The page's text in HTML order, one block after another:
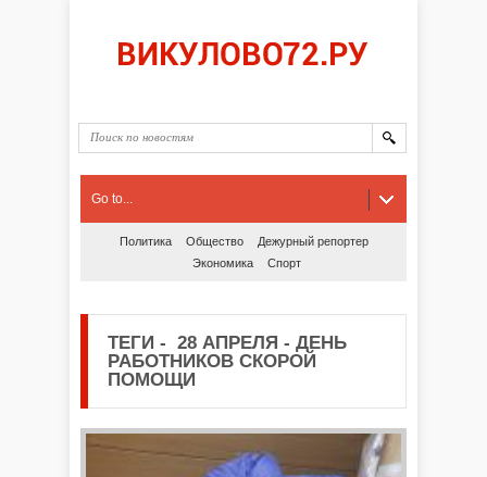
Go to...
Политика Общество
Дежурный репортер
Экономика
Спорт
ТЕГИ - 28 АПРЕЛЯ - ДЕНЬ
РАБОТНИКОВ СКОРОЙ
ПОМОЩИ